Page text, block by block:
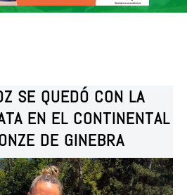
SE QUEDÓ CON LA
EN EL CONTINENTAL
DE GINEBRA